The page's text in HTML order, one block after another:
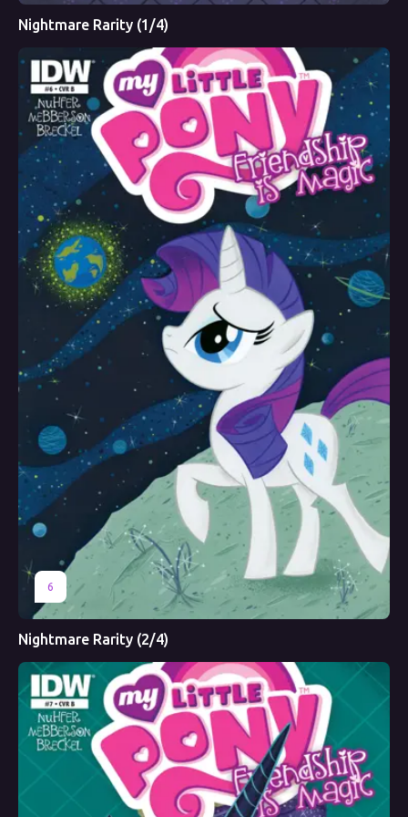
Nightmare Rarity (1/4)
6
Nightmare Rarity (2/4)